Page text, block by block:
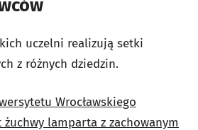
uczelni realizują setki
z różnych dziedzin.
Wrocławskiego
lamparta z zachowanym